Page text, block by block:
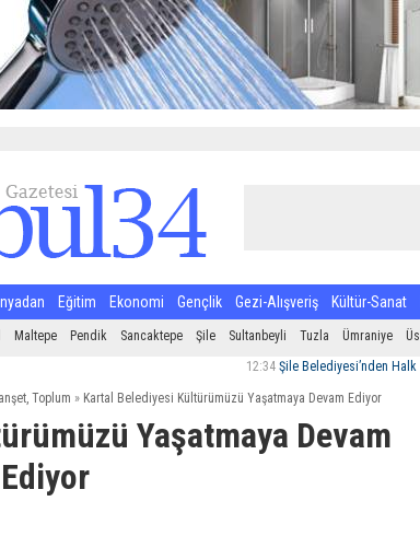
Eğitim Ekonomi Gençlik Gezi-Alışveriş Kültür-Sanat
Maltepe Pendik Sancaktepe Şile Sultanbeyli Tuzla Ümraniye
Şile Belediyesi’nden Halk Sağlığı
, Toplum »Kartal Belediyesi Kültürümüzü Yaşatmaya Devam Ediyor
Yaşatmaya Devam
Ediyor